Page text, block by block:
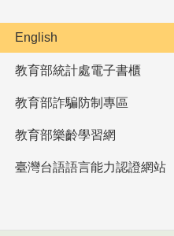
English
教育部統計處電子書櫃
教育部詐騙防制專區
教育部樂齡學習網
臺灣台語語言能力認證網站